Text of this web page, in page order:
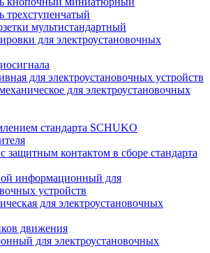
трехступенчатый
мультистандартный
для электроустановочных
для электроустановочных устройств
для электроустановочных
стандарта SCHUKO
защитным контактом в сборе стандарта
информационный для
устройств
для электроустановочных
движения
для электроустановочных